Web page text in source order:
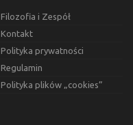
Filozofia i Zespół
Kontakt
Polityka prywatności
Regulamin
Polityka plików „cookies”